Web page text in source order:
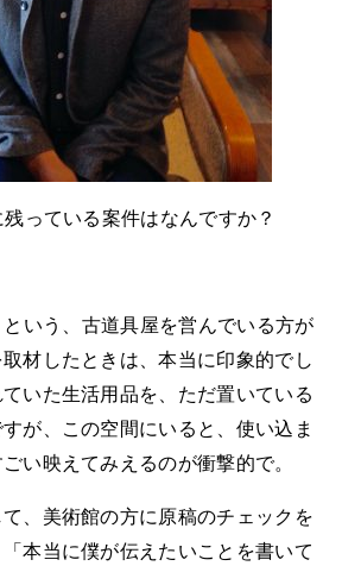
っている案件はなんですか？
という、古道具屋を営んでいる方が
材したときは、本当に印象的でし
いた生活用品を、ただ置いている
が、この空間にいると、使い込ま
い映えてみえるのが衝撃的で。
、美術館の方に原稿のチェックを
本当に僕が伝えたいことを書いて